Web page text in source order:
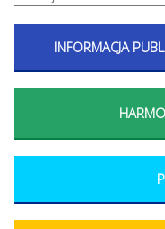
INFORMACJA